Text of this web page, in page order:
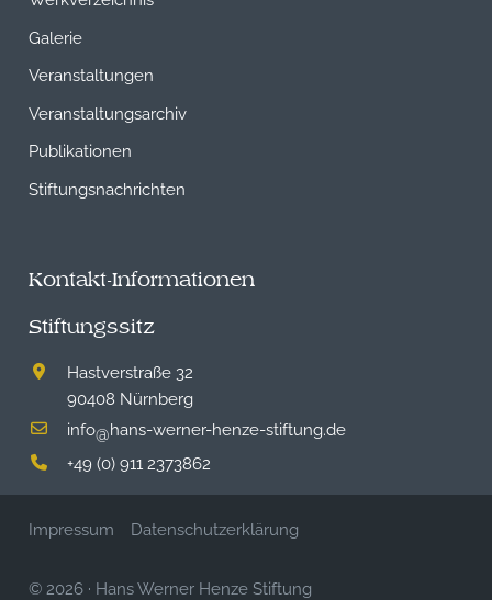
Galerie
Veranstaltungen
Veranstaltungsarchiv
Publikationen
Stiftungsnachrichten
Kontakt-Informationen
Stiftungssitz
Hastverstraße 32
90408 Nürnberg
info@hans-werner-henze-stiftung.de
+49 (0) 911 2373862
Impressum Datenschutzerklärung
© 2026 · Hans Werner Henze Stiftung